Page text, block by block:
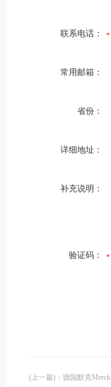
联系电话：
常用邮箱：
省份：
详细地址：
补充说明：
验证码：
(上一篇) ： 德国默克